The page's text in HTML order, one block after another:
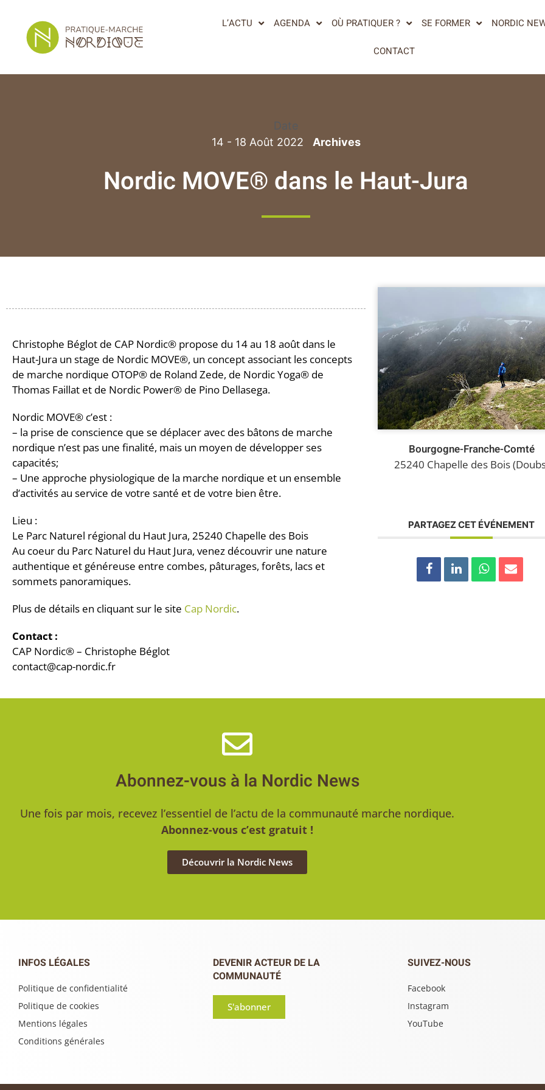
L’ACTU AGENDA OÙ PRATIQUER ? SE FORMER NORDIC
CONTACT
Date
14 - 18 Août 2022
Nordic MOVE® dans le Haut-Jura
Christophe Béglot de CAP Nordic® propose du 14 au 18 août dans le
Haut-Jura un stage de Nordic MOVE®, un concept associant les concepts
de marche nordique OTOP® de Roland Zede, de Nordic Yoga® de
Thomas Faillat et de Nordic Power® de Pino Dellasega.
Nordic MOVE® c’est :
– la prise de conscience que se déplacer avec des bâtons de marche
nordique n’est pas une finalité, mais un moyen de développer ses
capacités;
– Une approche physiologique de la marche nordique et un ensemble
d’activités au service de votre santé et de votre bien être.
Lieu :
Le Parc Naturel régional du Haut Jura, 25240 Chapelle des Bois
Au coeur du Parc Naturel du Haut Jura, venez découvrir une nature
authentique et généreuse entre combes, pâturages, forêts, lacs et
sommets panoramiques.
Plus de détails en cliquant sur le site Cap Nordic.
Contact :
CAP Nordic® – Christophe Béglot
contact@cap-nordic.fr
Bourgogne-Franche-Comté
25240 Chapelle des Bois
PARTAGEZ CET ÉVÉNEMENT
Abonnez-vous à la Nordic News
Une fois par mois, recevez l’essentiel de l’actu de la communauté marche nordique.
Abonnez-vous c’est gratuit !
Découvrir la Nordic News
INFOS LÉGALES
Politique de confidentialité
Politique de cookies
Mentions légales
Conditions générales
DEVENIR ACTEUR DE LA
COMMUNAUTÉ
S'abonner
SUIVEZ-NOUS
Facebook
Instagram
YouTube